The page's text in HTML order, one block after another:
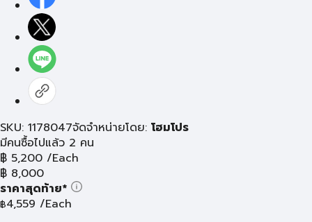
SKU: 1178047จัดจำหน่ายโดย: โฮมโปร
มีคนซื้อไปแล้ว 2 คน
฿ 5,200 /Each
฿ 8,000
ราคาสุดท้าย*
฿4,559 /Each